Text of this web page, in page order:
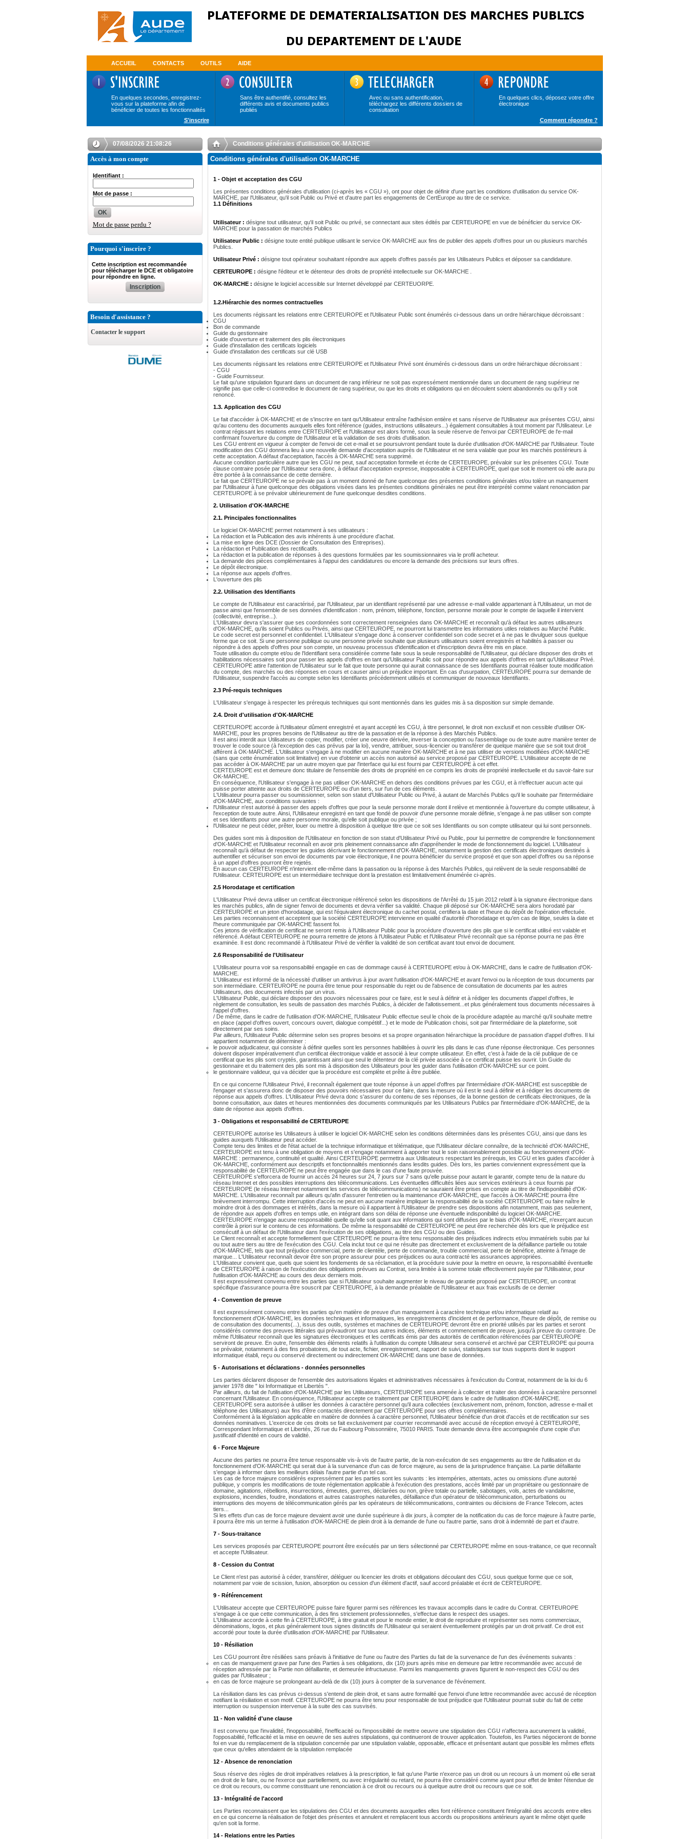
ACCUEIL CONTACTS OUTILS AIDE
En quelques secondes, enregistrez-
vous sur la plateforme afin de
bénéficier de toutes les fonctionnalités
Sans être authentifié, consultez les
différents avis et documents publics
publiés
Avec ou sans authentification,
téléchargez les différents dossiers de
consultation
En quelques clics, déposez votre offre
électronique
S'inscrire Comment répondre ?
07/08/2026 21:08:27
Accès à mon compte
Identifiant :
Mot de passe :
OK
Mot de passe perdu ?
Pourquoi s'inscrire ?
Cette inscription est recommandée
pour télécharger le DCE et obligatoire
pour répondre en ligne.
Inscription
Besoin d'assistance ?
Contacter le support
Conditions générales d'utilisation OK-MARCHE
Conditions générales d'utilisation OK-MARCHE
1 - Objet et acceptation des CGU
Les présentes conditions générales d'utilisation (ci-après les « CGU »), ont pour objet de définir d'une part les conditions d'utilisation du service OK-
MARCHE, par l'Utilisateur, qu'il soit Public ou Privé et d'autre part les engagements de CertEurope au titre de ce service.
1.1 Définitions
Utilisateur : désigne tout utilisateur, qu'il soit Public ou privé, se connectant aux sites édités par CERTEUROPE en vue de bénéficier du service OK-
MARCHE pour la passation de marchés Publics
Utilisateur Public : désigne toute entité publique utilisant le service OK-MARCHE aux fins de publier des appels d'offres pour un ou plusieurs marchés
Publics.
Utilisateur Privé : désigne tout opérateur souhaitant répondre aux appels d'offres passés par les Utilisateurs Publics et déposer sa candidature.
CERTEUROPE : désigne l'éditeur et le détenteur des droits de propriété intellectuelle sur OK-MARCHE .
OK-MARCHE : désigne le logiciel accessible sur Internet développé par CERTEUORPE.
1.2.Hiérarchie des normes contractuelles
Les documents régissant les relations entre CERTEUROPE et l'Utilisateur Public sont énumérés ci-dessous dans un ordre hiérarchique décroissant :
CGU
Bon de commande
Guide du gestionnaire
Guide d'ouverture et traitement des plis électroniques
Guide d'installation des certificats logiciels
Guide d'installation des certificats sur clé USB
Les documents régissant les relations entre CERTEUROPE et l'Utilisateur Privé sont énumérés ci-dessous dans un ordre hiérarchique décroissant :
- CGU
- Guide Fournisseur.
Le fait qu'une stipulation figurant dans un document de rang inférieur ne soit pas expressément mentionnée dans un document de rang supérieur ne
signifie pas que celle-ci contredise le document de rang supérieur, ou que les droits et obligations qui en découlent soient abandonnés ou qu'il y soit
renoncé.
1.3. Application des CGU
Le fait d'accéder à OK-MARCHE et de s'inscrire en tant qu'Utilisateur entraîne l'adhésion entière et sans réserve de l'Utilisateur aux présentes CGU, ainsi
qu'au contenu des documents auxquels elles font référence (guides, instructions utilisateurs...) également consultables à tout moment par l'Utilisateur. Le
contrat régissant les relations entre CERTEUROPE et l'Utilisateur est alors formé, sous la seule réserve de l'envoi par CERTEUROPE de l'e-mail
confirmant l'ouverture du compte de l'Utilisateur et la validation de ses droits d'utilisation.
Les CGU entrent en vigueur à compter de l'envoi de cet e-mail et se poursuivront pendant toute la durée d'utilisation d'OK-MARCHE par l'Utilisateur. Toute
modification des CGU donnera lieu à une nouvelle demande d'acceptation auprès de l'Utilisateur et ne sera valable que pour les marchés postérieurs à
cette acceptation. A défaut d'acceptation, l'accès à OK-MARCHE sera supprimé.
Aucune condition particulière autre que les CGU ne peut, sauf acceptation formelle et écrite de CERTEUROPE, prévaloir sur les présentes CGU. Toute
clause contraire posée par l'Utilisateur sera donc, à défaut d'acceptation expresse, inopposable à CERTEUROPE, quel que soit le moment où elle aura pu
être portée à la connaissance de cette dernière.
Le fait que CERTEUROPE ne se prévale pas à un moment donné de l'une quelconque des présentes conditions générales et/ou tolère un manquement
par l'Utilisateur à l'une quelconque des obligations visées dans les présentes conditions générales ne peut être interprété comme valant renonciation par
CERTEUROPE à se prévaloir ultérieurement de l'une quelconque desdites conditions.
2. Utilisation d'OK-MARCHE
2.1. Principales fonctionnalites
Le logiciel OK-MARCHE permet notamment à ses utilisateurs :
La rédaction et la Publication des avis inhérents à une procédure d'achat.
La mise en ligne des DCE (Dossier de Consultation des Entreprises).
La rédaction et Publication des rectificatifs.
La rédaction et la publication de réponses à des questions formulées par les soumissionnaires via le profil acheteur.
La demande des pièces complémentaires à l'appui des candidatures ou encore la demande des précisions sur leurs offres.
Le dépôt électronique.
La réponse aux appels d'offres.
L'ouverture des plis
2.2. Utilisation des Identifiants
Le compte de l'Utilisateur est caractérisé, par l'Utilisateur, par un identifiant représenté par une adresse e-mail valide appartenant à l'Utilisateur, un mot de
passe ainsi que l'ensemble de ses données d'identification : nom, prénom, téléphone, fonction, personne morale pour le compte de laquelle il intervient
(collectivité, entreprise...).
L'Utilisateur devra s'assurer que ses coordonnées sont correctement renseignées dans OK-MARCHE et reconnaît qu'à défaut les autres utilisateurs
d'OK-MARCHE, qu'ils soient Publics ou Privés, ainsi que CERTEUROPE, ne pourront lui transmettre les informations utiles relatives au Marché Public.
Le code secret est personnel et confidentiel. L'Utilisateur s'engage donc à conserver confidentiel son code secret et à ne pas le divulguer sous quelque
forme que ce soit. Si une personne publique ou une personne privée souhaite que plusieurs utilisateurs soient enregistrés et habilités à passer ou
répondre à des appels d'offres pour son compte, un nouveau processus d'identification et d'inscription devra être mis en place.
Toute utilisation du compte et/ou de l'Identifiant sera considérée comme faite sous la seule responsabilité de l'Utilisateur, qui déclare disposer des droits et
habilitations nécessaires soit pour passer les appels d'offres en tant qu'Utilisateur Public soit pour répondre aux appels d'offres en tant qu'Utilisateur Privé.
CERTEUROPE attire l'attention de l'Utilisateur sur le fait que toute personne qui aurait connaissance de ses Identifiants pourrait réaliser toute modification
du compte, des marchés ou des réponses en cours et causer ainsi un préjudice important. En cas d'usurpation, CERTEUROPE pourra sur demande de
l'Utilisateur, suspendre l'accès au compte selon les Identifiants précédemment utilisés et communiquer de nouveaux Identifiants.
2.3 Pré-requis techniques
L'Utilisateur s'engage à respecter les prérequis techniques qui sont mentionnés dans les guides mis à sa disposition sur simple demande.
2.4. Droit d'utilisation d'OK-MARCHE
CERTEUROPE accorde à l'Utilisateur dûment enregistré et ayant accepté les CGU, à titre personnel, le droit non exclusif et non cessible d'utiliser OK-
MARCHE, pour les propres besoins de l'Utilisateur au titre de la passation et de la réponse à des Marchés Publics.
Il est ainsi interdit aux Utilisateurs de copier, modifier, créer une oeuvre dérivée, inverser la conception ou l'assemblage ou de toute autre manière tenter de
trouver le code source (à l'exception des cas prévus par la loi), vendre, attribuer, sous-licencier ou transférer de quelque manière que se soit tout droit
afférent à OK-MARCHE. L'Utilisateur s'engage à ne modifier en aucune manière OK-MARCHE et à ne pas utiliser de versions modifiées d'OK-MARCHE
(sans que cette énumération soit limitative) en vue d'obtenir un accès non autorisé au service proposé par CERTEUROPE. L'Utilisateur accepte de ne
pas accéder à OK-MARCHE par un autre moyen que par l'interface qui lui est fourni par CERTEUROPE à cet effet.
CERTEUROPE est et demeure donc titulaire de l'ensemble des droits de propriété en ce compris les droits de propriété intellectuelle et du savoir-faire sur
OK-MARCHE.
En conséquence, l'Utilisateur s'engage à ne pas utiliser OK-MARCHE en dehors des conditions prévues par les CGU, et à n'effectuer aucun acte qui
puisse porter atteinte aux droits de CERTEUROPE ou d'un tiers, sur l'un de ces éléments.
L'Utilisateur pourra passer ou soumissionner, selon son statut d'Utilisateur Public ou Privé, à autant de Marchés Publics qu'il le souhaite par l'intermédiaire
d'OK-MARCHE, aux conditions suivantes :
l'Utilisateur n'est autorisé à passer des appels d'offres que pour la seule personne morale dont il relève et mentionnée à l'ouverture du compte utilisateur, à
l'exception de toute autre. Ainsi, l'Utilisateur enregistré en tant que fondé de pouvoir d'une personne morale définie, s'engage à ne pas utiliser son compte
et ses Identifiants pour une autre personne morale, qu'elle soit publique ou privée ;
l'Utilisateur ne peut céder, prêter, louer ou mettre à disposition à quelque titre que ce soit ses Identifiants ou son compte utilisateur qui lui sont personnels.
Des guides sont mis à disposition de l'Utilisateur en fonction de son statut d'Utilisateur Privé ou Public, pour lui permettre de comprendre le fonctionnement
d'OK-MARCHE et l'Utilisateur reconnaît en avoir pris pleinement connaissance afin d'appréhender le mode de fonctionnement du logiciel. L'Utilisateur
reconnaît qu'à défaut de respecter les guides décrivant le fonctionnement d'OK-MARCHE, notamment la gestion des certificats électroniques destinés à
authentifier et sécuriser son envoi de documents par voie électronique, il ne pourra bénéficier du service proposé et que son appel d'offres ou sa réponse
à un appel d'offres pourront être rejetés.
En aucun cas CERTEUROPE n'intervient elle-même dans la passation ou la réponse à des Marchés Publics, qui relèvent de la seule responsabilité de
l'Utilisateur. CERTEUROPE est un intermédiaire technique dont la prestation est limitativement énumérée ci-après.
2.5 Horodatage et certification
L'Utilisateur Privé devra utiliser un certificat électronique référencé selon les dispositions de l'Arrêté du 15 juin 2012 relatif à la signature électronique dans
les marchés publics, afin de signer l'envoi de documents et devra vérifier sa validité. Chaque pli déposé sur OK-MARCHE sera alors horodaté par
CERTEUROPE et un jeton d'horodatage, qui est l'équivalent électronique du cachet postal, certifiera la date et l'heure du dépôt de l'opération effectuée.
Les parties reconnaissent et acceptent que la société CERTEUROPE intervienne en qualité d'autorité d'horodatage et qu'en cas de litige, seules la date et
l'heure communiquée par OK-MARCHE fassent foi.
Ces jetons de vérification de certificat ne seront remis à l'Utilisateur Public pour la procédure d'ouverture des plis que si le certificat utilisé est valable et
référencé. A défaut CERTEUROPE ne pourra remettre de jetons à l'Utilisateur Public et l'Utilisateur Privé reconnaît que sa réponse pourra ne pas être
examinée. Il est donc recommandé à l'Utilisateur Privé de vérifier la validité de son certificat avant tout envoi de document.
2.6 Responsabilité de l'Utilisateur
L'Utilisateur pourra voir sa responsabilité engagée en cas de dommage causé à CERTEUROPE et/ou à OK-MARCHE, dans le cadre de l'utilisation d'OK-
MARCHE.
L'Utilisateur est informé de la nécessité d'utiliser un antivirus à jour avant l'utilisation d'OK-MARCHE et avant l'envoi ou la réception de tous documents par
son intermédiaire. CERTEUROPE ne pourra être tenue pour responsable du rejet ou de l'absence de consultation de documents par les autres
Utilisateurs, des documents infectés par un virus.
L'Utilisateur Public, qui déclare disposer des pouvoirs nécessaires pour ce faire, est le seul à définir et à rédiger les documents d'appel d'offres, le
règlement de consultation, les seuils de passation des marchés Publics, à décider de l'allotissement...et plus généralement tous documents nécessaires à
l'appel d'offres.
/ De même, dans le cadre de l'utilisation d'OK-MARCHE, l'Utilisateur Public effectue seul le choix de la procédure adaptée au marché qu'il souhaite mettre
en place (appel d'offres ouvert, concours ouvert, dialogue compétitif...) et le mode de Publication choisi, soit par l'intermédiaire de la plateforme, soit
directement par ses soins.
Par ailleurs, l'Utilisateur Public détermine selon ses propres besoins et sa propre organisation hiérarchique la procédure de passation d'appel d'offres. Il lui
appartient notamment de déterminer :
le pouvoir adjudicateur, qui consiste à définir quelles sont les personnes habilitées à ouvrir les plis dans le cas d'une réponse électronique. Ces personnes
doivent disposer impérativement d'un certificat électronique valide et associé à leur compte utilisateur. En effet, c'est à l'aide de la clé publique de ce
certificat que les plis sont cryptés, garantissant ainsi que seul le détenteur de la clé privée associée à ce certificat puisse les ouvrir. Un Guide du
gestionnaire et du traitement des plis sont mis à disposition des Utilisateurs pour les guider dans l'utilisation d'OK-MARCHE sur ce point.
le gestionnaire valideur, qui va décider que la procédure est complète et prête à être publiée.
En ce qui concerne l'Utilisateur Privé, il reconnaît également que toute réponse à un appel d'offres par l'intermédiaire d'OK-MARCHE est susceptible de
l'engager et s'assurera donc de disposer des pouvoirs nécessaires pour ce faire, dans la mesure où il est le seul à définir et à rédiger les documents de
réponse aux appels d'offres. L'Utilisateur Privé devra donc s'assurer du contenu de ses réponses, de la bonne gestion de certificats électroniques, de la
bonne consultation, aux dates et heures mentionnées des documents communiqués par les Utilisateurs Publics par l'intermédiaire d'OK-MARCHE, de la
date de réponse aux appels d'offres.
3 - Obligations et responsabilité de CERTEUROPE
CERTEUROPE autorise les Utilisateurs à utiliser le logiciel OK-MARCHE selon les conditions déterminées dans les présentes CGU, ainsi que dans les
guides auxquels l'Utilisateur peut accéder.
Compte tenu des limites et de l'état actuel de la technique informatique et télématique, que l'Utilisateur déclare connaître, de la technicité d'OK-MARCHE,
CERTEUROPE est tenu à une obligation de moyens et s'engage notamment à apporter tout le soin raisonnablement possible au fonctionnement d'OK-
MARCHE : permanence, continuité et qualité. Ainsi CERTEUROPE permettra aux Utilisateurs respectant les prérequis, les CGU et les guides d'accéder à
OK-MARCHE, conformément aux descriptifs et fonctionnalités mentionnés dans lesdits guides. Dès lors, les parties conviennent expressément que la
responsabilité de CERTEUROPE ne peut être engagée que dans le cas d'une faute prouvée.
CERTEUROPE s'efforcera de fournir un accès 24 heures sur 24, 7 jours sur 7 sans qu'elle puisse pour autant le garantir, compte tenu de la nature du
réseau Internet et des possibles interruptions des télécommunications. Les éventuelles difficultés liées aux services extérieurs à ceux fournis par
CERTEUROPE (le réseau Internet notamment les services de télécommunications) ne sauraient être prises en compte au titre de l'indisponibilité d'OK-
MARCHE. L'Utilisateur reconnaît par ailleurs qu'afin d'assurer l'entretien ou la maintenance d'OK-MARCHE, que l'accès à OK-MARCHE pourra être
brièvement interrompu. Cette interruption d'accès ne peut en aucune manière impliquer la responsabilité de la société CERTEUROPE ou faire naître le
moindre droit à des dommages et intérêts, dans la mesure où il appartient à l'Utilisateur de prendre ses dispositions afin notamment, mais pas seulement,
de répondre aux appels d'offres en temps utile, en intégrant dans son délai de réponse une éventuelle indisponibilité du logiciel OK-MARCHE.
CERTEUROPE n'engage aucune responsabilité quelle qu'elle soit quant aux informations qui sont diffusées par le biais d'OK-MARCHE, n'exerçant aucun
contrôle à priori sur le contenu de ces informations. De même la responsabilité de CERTEUROPE ne peut être recherchée dès lors que le préjudice est
consécutif à un défaut de l'Utilisateur dans l'exécution de ses obligations, au titre des CGU ou des Guides.
Le Client reconnaît et accepte formellement que CERTEUROPE ne pourra être tenu responsable des préjudices indirects et/ou immatériels subis par lui
ou tout autre tiers au titre de l'exécution des CGU. Cela inclut tout ce qui ne résulte pas directement et exclusivement de la défaillance partielle ou totale
d'OK-MARCHE, tels que tout préjudice commercial, perte de clientèle, perte de commande, trouble commercial, perte de bénéfice, atteinte à l'image de
marque... L'Utilisateur reconnaît devoir être son propre assureur pour ces préjudices ou aura contracté les assurances appropriées.
L'Utilisateur convient que, quels que soient les fondements de sa réclamation, et la procédure suivie pour la mettre en oeuvre, la responsabilité éventuelle
de CERTEUROPE à raison de l'exécution des obligations prévues au Contrat, sera limitée à la somme totale effectivement payée par l'Utilisateur, pour
l'utilisation d'OK-MARCHE au cours des deux derniers mois.
Il est expressément convenu entre les parties que si l'Utilisateur souhaite augmenter le niveau de garantie proposé par CERTEUROPE, un contrat
spécifique d'assurance pourra être souscrit par CERTEUROPE, à la demande préalable de l'Utilisateur et aux frais exclusifs de ce dernier
4 - Convention de preuve
Il est expressément convenu entre les parties qu'en matière de preuve d'un manquement à caractère technique et/ou informatique relatif au
fonctionnement d'OK-MARCHE, les données techniques et informatiques, les enregistrements d'incident et de performance, l'heure de dépôt, de remise ou
de consultation des documents(...), issus des outils, systèmes et machines de CERTEUROPE devront être en priorité utilisés par les parties et seront
considérés comme des preuves littérales qui prévaudront sur tous autres indices, éléments et commencement de preuve, jusqu'à preuve du contraire. De
même l'Utilisateur reconnaît que les signatures électroniques et les certificats émis par des autorités de certification référencées par CERTEUROPE
serviront de preuve. En outre, l'ensemble des éléments relatifs à l'utilisation du compte Utilisateur sera conservé et archivé par CERTEUROPE qui pourra
se prévaloir, notamment à des fins probatoires, de tout acte, fichier, enregistrement, rapport de suivi, statistiques sur tous supports dont le support
informatique établi, reçu ou conservé directement ou indirectement OK-MARCHE dans une base de données.
5 - Autorisations et déclarations - données personnelles
Les parties déclarent disposer de l'ensemble des autorisations légales et administratives nécessaires à l'exécution du Contrat, notamment de la loi du 6
janvier 1978 dite " loi Informatique et Libertés ".
Par ailleurs, du fait de l'utilisation d'OK-MARCHE par les Utilisateurs, CERTEUROPE sera amenée à collecter et traiter des données à caractère personnel
concernant l'Utilisateur. En conséquence, l'Utilisateur accepte ce traitement par CERTEUROPE dans le cadre de l'utilisation d'OK-MARCHE.
CERTEUROPE sera autorisée à utiliser les données à caractère personnel qu'il aura collectées (exclusivement nom, prénom, fonction, adresse e-mail et
téléphone des Utilisateurs) aux fins d'être contactés directement par CERTEUROPE pour ses offres complémentaires.
Conformément à la législation applicable en matière de données à caractère personnel, l'Utilisateur bénéficie d'un droit d'accès et de rectification sur ses
données nominatives. L'exercice de ces droits se fait exclusivement par courrier recommandé avec accusé de réception envoyé à CERTEUROPE,
Correspondant Informatique et Libertés, 26 rue du Faubourg Poissonnière, 75010 PARIS. Toute demande devra être accompagnée d'une copie d'un
justificatif d'identité en cours de validité.
6 - Force Majeure
Aucune des parties ne pourra être tenue responsable vis-à-vis de l'autre partie, de la non-exécution de ses engagements au titre de l'utilisation et du
fonctionnement d'OK-MARCHE qui serait due à la survenance d'un cas de force majeure, au sens de la jurisprudence française. La partie défaillante
s'engage à informer dans les meilleurs délais l'autre partie d'un tel cas.
Les cas de force majeure considérés expressément par les parties sont les suivants : les intempéries, attentats, actes ou omissions d'une autorité
publique, y compris les modifications de toute réglementation applicable à l'exécution des prestations, accès limité par un propriétaire ou gestionnaire de
domaine, agitations, rébellions, insurrections, émeutes, guerres, déclarées ou non, grève totale ou partielle, sabotages, vols, actes de vandalisme,
explosions, incendies, foudre, inondations et autres catastrophes naturelles, défaillance d'un opérateur de télécommunication, perturbations ou
interruptions des moyens de télécommunication gérés par les opérateurs de télécommunications, contraintes ou décisions de France Telecom, actes
tiers...
Si les effets d'un cas de force majeure devaient avoir une durée supérieure à dix jours, à compter de la notification du cas de force majeure à l'autre partie,
il pourra être mis un terme à l'utilisation d'OK-MARCHE de plein droit à la demande de l'une ou l'autre partie, sans droit à indemnité de part et d'autre.
7 - Sous-traitance
Les services proposés par CERTEUROPE pourront être exécutés par un tiers sélectionné par CERTEUROPE même en sous-traitance, ce que reconnaît
et accepte l'Utilisateur.
8 - Cession du Contrat
Le Client n'est pas autorisé à céder, transférer, déléguer ou licencier les droits et obligations découlant des CGU, sous quelque forme que ce soit,
notamment par voie de scission, fusion, absorption ou cession d'un élément d'actif, sauf accord préalable et écrit de CERTEUROPE.
9 - Référencement
L'Utilisateur accepte que CERTEUROPE puisse faire figurer parmi ses références les travaux accomplis dans le cadre du Contrat. CERTEUROPE
s'engage à ce que cette communication, à des fins strictement professionnelles, s'effectue dans le respect des usages.
L'Utilisateur accorde à cette fin à CERTEUROPE, à titre gratuit et pour le monde entier, le droit de reproduire et représenter ses noms commerciaux,
dénominations, logos, et plus généralement tous signes distinctifs de l'Utilisateur qui seraient éventuellement protégés par un droit privatif. Ce droit est
accordé pour toute la durée d'utilisation d'OK-MARCHE par l'Utilisateur.
10 - Résiliation
Les CGU pourront être résiliées sans préavis à l'initiative de l'une ou l'autre des Parties du fait de la survenance de l'un des événements suivants :
en cas de manquement grave par l'une des Parties à ses obligations, dix (10) jours après mise en demeure par lettre recommandée avec accusé de
réception adressée par la Partie non défaillante, et demeurée infructueuse. Parmi les manquements graves figurent le non-respect des CGU ou des
guides par l'Utilisateur ;
en cas de force majeure se prolongeant au-delà de dix (10) jours à compter de la survenance de l'événement.
La résiliation dans les cas prévus ci-dessus s'entend de plein droit, et sans autre formalité que l'envoi d'une lettre recommandée avec accusé de réception
notifiant la résiliation et son motif. CERTEUROPE ne pourra être tenu pour responsable de tout préjudice que l'Utilisateur pourrait subir du fait de cette
interruption ou suspension intervenue à la suite des cas susvisés.
11 - Non validité d'une clause
Il est convenu que l'invalidité, l'inopposabilité, l'inefficacité ou l'impossibilité de mettre oeuvre une stipulation des CGU n'affectera aucunement la validité,
l'opposabilité, l'efficacité et la mise en oeuvre de ses autres stipulations, qui continueront de trouver application. Toutefois, les Parties négocieront de bonne
foi en vue du remplacement de la stipulation concernée par une stipulation valable, opposable, efficace et présentant autant que possible les mêmes effets
que ceux qu'elles attendaient de la stipulation remplacée
12 - Absence de renonciation
Sous réserve des règles de droit impératives relatives à la prescription, le fait qu'une Partie n'exerce pas un droit ou un recours à un moment où elle serait
en droit de le faire, ou ne l'exerce que partiellement, ou avec irrégularité ou retard, ne pourra être considéré comme ayant pour effet de limiter l'étendue de
ce droit ou recours, ou comme constituant une renonciation à ce droit ou recours ou à quelque autre droit ou recours que ce soit.
13 - Intégralité de l'accord
Les Parties reconnaissent que les stipulations des CGU et des documents auxquelles elles font référence constituent l'intégralité des accords entre elles
en ce qui concerne la réalisation de l'objet des présentes et annulent et remplacent tous accords ou propositions antérieurs ayant le même objet quelle
qu'en soit la forme.
14 - Relations entre les Parties